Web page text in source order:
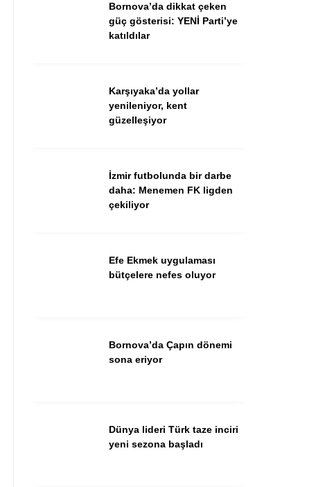
WhatsApp İhbar Hattı
Youtube
Bornova’da dikkat çeken
güç gösterisi: YENİ Parti’ye
katıldılar
Karşıyaka’da yollar
yenileniyor, kent
güzelleşiyor
İzmir futbolunda bir darbe
daha: Menemen FK ligden
çekiliyor
Efe Ekmek uygulaması
bütçelere nefes oluyor
Bornova’da Çapın dönemi
sona eriyor
Dünya lideri Türk taze inciri
yeni sezona başladı